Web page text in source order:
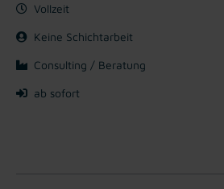
Vollzeit
Keine Schichtarbeit
Consulting / Beratung
ab sofort